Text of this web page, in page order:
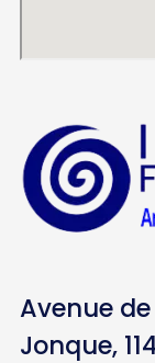
Avenue
Jonque,